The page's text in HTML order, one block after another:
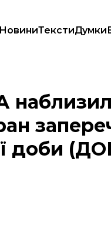
НовиниТекстиДумки
угоди, проте Тегеран
доби